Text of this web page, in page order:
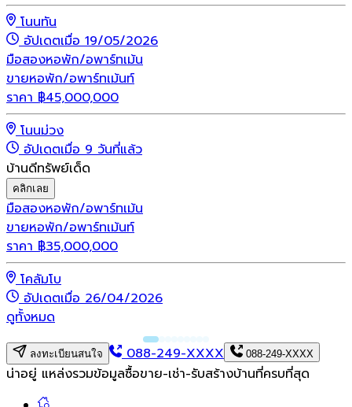
โนนทัน
อัปเดตเมื่อ 19/05/2026
มือสองหอพัก/อพาร์ทเม้น
ขายหอพัก/อพาร์ทเม้นท์
ราคา ฿45,000,000
โนนม่วง
อัปเดตเมื่อ 9 วันที่แล้ว
บ้านดีทรัพย์เด็ด
คลิกเลย
มือสองหอพัก/อพาร์ทเม้น
ขายหอพัก/อพาร์ทเม้นท์
ราคา ฿35,000,000
โคลัมโบ
อัปเดตเมื่อ 26/04/2026
ดูทั้งหมด
ลงทะเบียนสนใจ 088-249-XXXX 088-249-XXXX
น่าอยู่ แหล่งรวมข้อมูลซื้อขาย-เช่า-รับสร้างบ้านที่ครบที่สุด